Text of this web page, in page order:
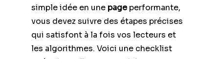
simple idée en une pageperformante,
vous devez suivre des étapes précises
qui satisfont à la fois vos lecteurs et
les algorithmes. Voici une checklist